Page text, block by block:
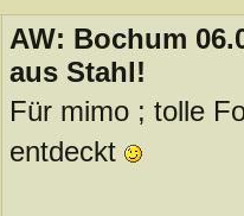
AW: Bochum
aus Stahl!
Für mimo ; tolle
entdeckt